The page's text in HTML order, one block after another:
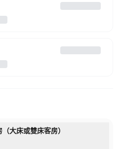
大床或雙床客房）